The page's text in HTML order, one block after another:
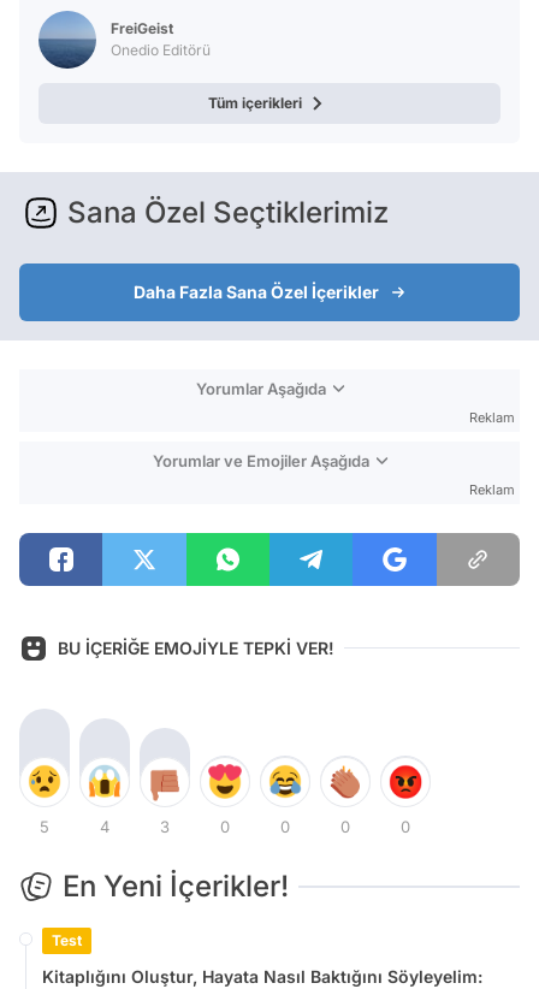
FreiGeist
Onedio Editörü
Tüm içerikleri
Sana Özel Seçtiklerimiz
Daha Fazla Sana Özel İçerikler
Yorumlar Aşağıda
Reklam
Yorumlar ve Emojiler Aşağıda
Reklam
BU İÇERİĞE EMOJİYLE TEPKİ VER!
5 4 3 0 0 0 0
En Yeni İçerikler!
Test
Kitaplığını Oluştur, Hayata Nasıl Baktığını Söyleyelim: